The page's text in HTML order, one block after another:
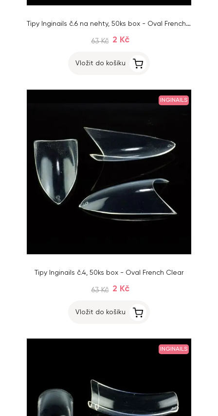
Tipy Inginails č.6 na nehty, 50ks box - Oval French Clear
63 Kč 2 Kč
Vložit do košíku
INGINAILS
Tipy Inginails č.4, 50ks box - Oval French Clear
63 Kč 2 Kč
Vložit do košíku
INGINAILS